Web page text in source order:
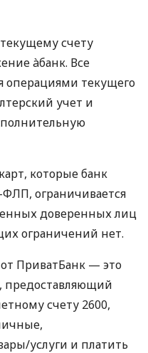
счету
àбанк. Все
операциями текущего
учет и
которые банк
ограничивается
доверенных лиц
ограничений нет.
ПриватБанк — это
счету 2600,
услуги и платить